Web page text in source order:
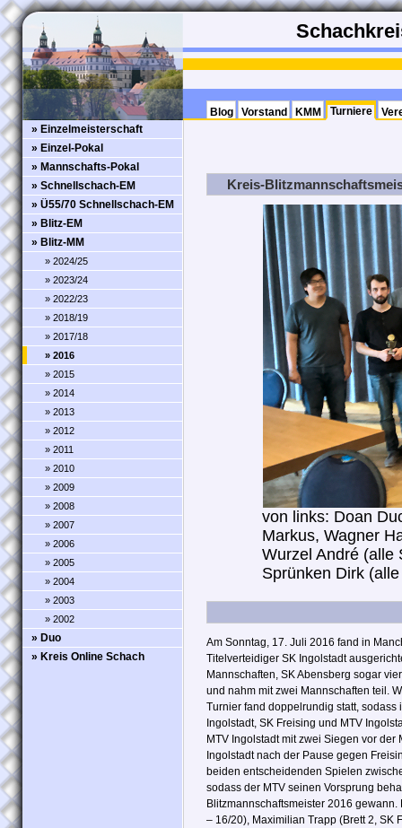
Blog Vorstand KMM Turniere
» Einzelmeisterschaft
» Einzel-Pokal
» Mannschafts-Pokal
» Schnellschach-EM
» Ü55/70 Schnellschach-EM
» Blitz-EM
» Blitz-MM
» 2024/25
» 2023/24
» 2022/23
» 2018/19
» 2017/18
» 2016
» 2015
» 2014
» 2013
» 2012
» 2011
» 2010
» 2009
» 2008
» 2007
» 2006
» 2005
» 2004
» 2003
» 2002
» Duo
» Kreis Online Schach
Kreis-
von links: Doan
Markus, Wagner
Wurzel André (alle
Sprünken Dirk
Am Sonntag, 17. Juli 2016 fand in
Titelverteidiger SK Ingolstadt
Mannschaften, SK Abensberg sogar
und nahm mit zwei Mannschaften teil.
Turnier fand doppelrundig statt,
Ingolstadt, SK Freising und MTV
MTV Ingolstadt mit zwei Siegen vor
Ingolstadt nach der Pause gegen
beiden entscheidenden Spielen
sodass der MTV seinen Vorsprung
Blitzmannschaftsmeister 2016
– 16/20), Maximilian Trapp (Brett 2, SK